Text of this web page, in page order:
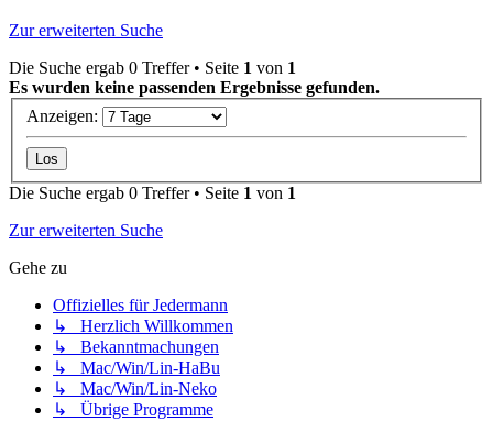
Zur erweiterten Suche
Die Suche ergab 0 Treffer • Seite 1 von 1
Es wurden keine passenden Ergebnisse gefunden.
Anzeigen:
Die Suche ergab 0 Treffer • Seite 1 von 1
Zur erweiterten Suche
Gehe zu
Offizielles für Jedermann
↳ Herzlich Willkommen
↳ Bekanntmachungen
↳ Mac/Win/Lin-HaBu
↳ Mac/Win/Lin-Neko
↳ Übrige Programme